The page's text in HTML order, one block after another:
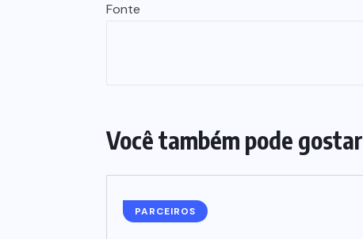
Fonte
Você também pode gostar
PARCEIROS